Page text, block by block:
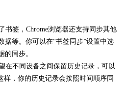
书签，Chrome浏览器还支持同步其他
据等。你可以在“书签同步”设置中选
的同步。
在不同设备之间保留历史记录，可以
样，你的历史记录会按照时间顺序同